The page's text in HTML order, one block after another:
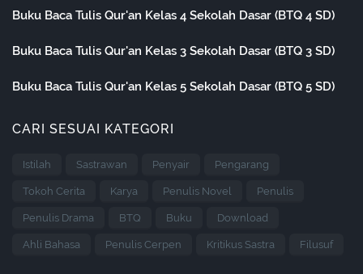
Buku Baca Tulis Qur'an Kelas 4 Sekolah Dasar (BTQ 4 SD)
Buku Baca Tulis Qur'an Kelas 3 Sekolah Dasar (BTQ 3 SD)
Buku Baca Tulis Qur'an Kelas 5 Sekolah Dasar (BTQ 5 SD)
CARI SESUAI KATEGORI
Istilah Sastrawan Penyair Pengarang
Tokoh Cerita Karya Penulis Novel Penulis
Penulis Drama BTQ Buku Download
Ahli Bahasa Penulis Cerpen Kritikus Sastra Filusuf